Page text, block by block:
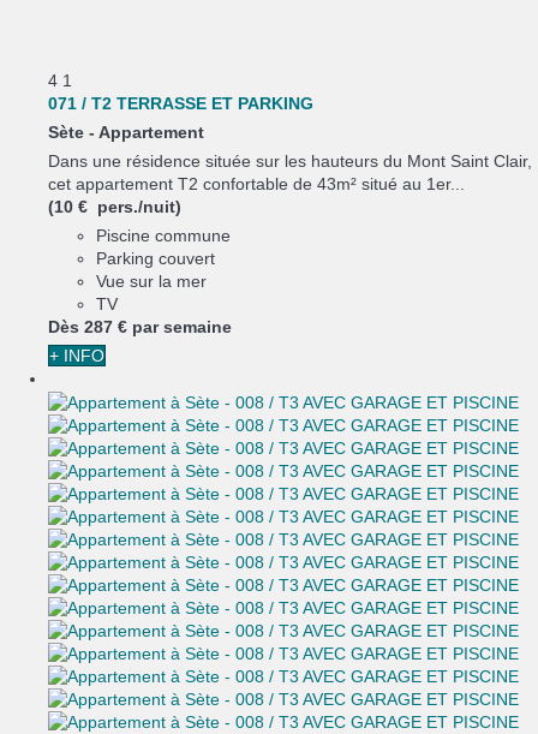
4 1
071 / T2 TERRASSE ET PARKING
Sète - Appartement
Dans une résidence située sur les hauteurs du Mont Saint Clair,
cet appartement T2 confortable de 43m² situé au 1er...
(10 € pers./nuit)
Piscine commune
Parking couvert
Vue sur la mer
TV
Dès 287 € par semaine
+ INFO